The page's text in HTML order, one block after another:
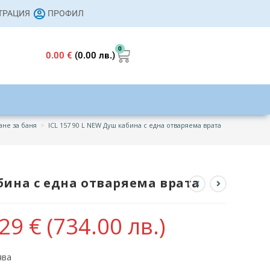
ПРОФИЛ
0.00€ (0.00 лв.)
0
за баня > ICL 157 90 L NEW Душ кабина с една отваряема врата
с една отваряема врата
€ (734.00 лв.)